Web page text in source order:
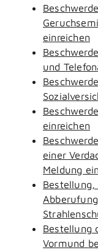
einreichen
und
einreichen
einer
Meldung
Bestellung
Vormund